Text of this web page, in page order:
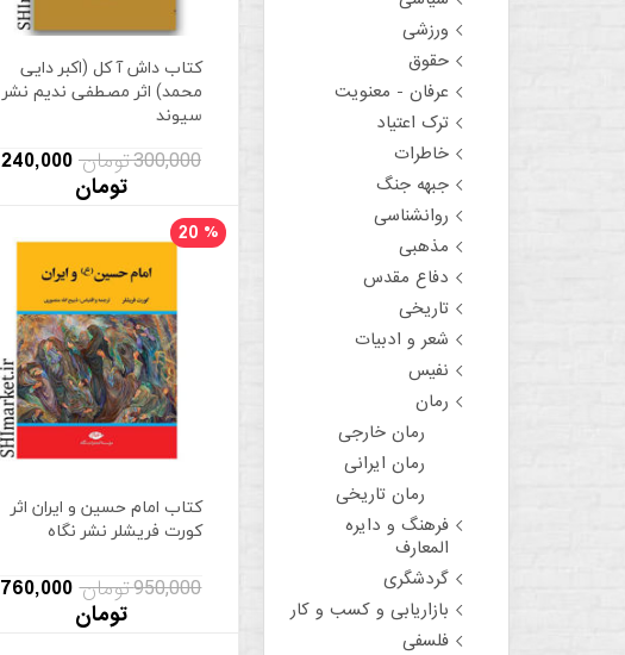
ورزشی
حقوق
عرفان - معنویت
ترک اعتیاد
خاطرات
جبهه جنگ
روانشناسی
مذهبی
دفاع مقدس
تاریخی
شعر و ادبیات
نفیس
رمان
رمان خارجی
رمان ایرانی
رمان تاریخی
فرهنگ و دایره
المعارف
گردشگری
بازاریابی و کسب و کار
فلسفی
کتاب داش آ کل (اکبر دایی
محمد) اثر مصطفی ندیم نشر
سیوند
300,000 تومان
240,000
تومان
کتاب امام حسین و ایران اثر
کورت فریشلر نشر نگاه
20 %
950,000 تومان
760,000
تومان